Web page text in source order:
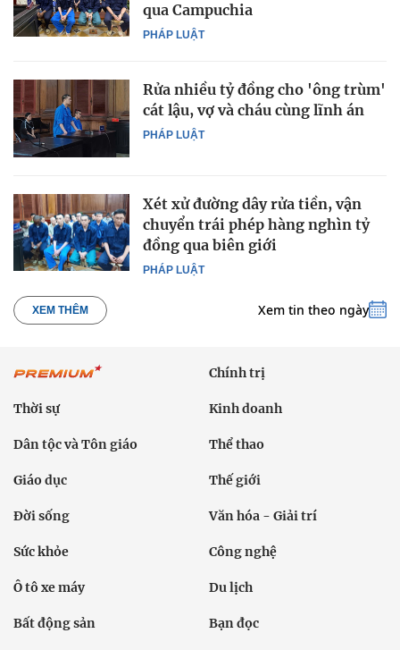
PHÁP LUẬT
qua Campuchia
PHÁP LUẬT
Rửa nhiều tỷ đồng cho 'ông trùm'
cát lậu, vợ và cháu cùng lĩnh án
PHÁP LUẬT
Xét xử đường dây rửa tiền, vận
chuyển trái phép hàng nghìn tỷ
đồng qua biên giới
XEM THÊM Xem tin theo ngày
Chính trị
Thời sự Kinh doanh
Dân tộc và Tôn giáo Thể thao
Giáo dục Thế giới
Đời sống Văn hóa - Giải trí
Sức khỏe Công nghệ
Ô tô xe máy Du lịch
Bất động sản Bạn đọc